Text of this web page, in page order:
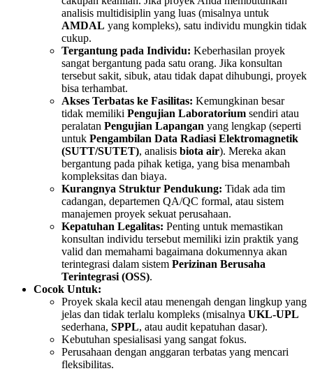
analisis multidisiplin yang luas (misalnya untuk
AMDAL yang kompleks), satu individu mungkin tidak
cukup.
Tergantung pada Individu: Keberhasilan proyek
sangat bergantung pada satu orang. Jika konsultan
tersebut sakit, sibuk, atau tidak dapat dihubungi, proyek
bisa terhambat.
Akses Terbatas ke Fasilitas: Kemungkinan besar
tidak memiliki Pengujian Laboratorium sendiri atau
peralatan Pengujian Lapangan yang lengkap (seperti
untuk Pengambilan Data Radiasi Elektromagnetik
(SUTT/SUTET), analisis biota air). Mereka akan
bergantung pada pihak ketiga, yang bisa menambah
kompleksitas dan biaya.
Kurangnya Struktur Pendukung: Tidak ada tim
cadangan, departemen QA/QC formal, atau sistem
manajemen proyek sekuat perusahaan.
Kepatuhan Legalitas: Penting untuk memastikan
konsultan individu tersebut memiliki izin praktik yang
valid dan memahami bagaimana dokumennya akan
terintegrasi dalam sistem Perizinan Berusaha
Terintegrasi (OSS).
Cocok Untuk:
Proyek skala kecil atau menengah dengan lingkup yang
jelas dan tidak terlalu kompleks (misalnya UKL-UPL
sederhana, SPPL, atau audit kepatuhan dasar).
Kebutuhan spesialisasi yang sangat fokus.
Perusahaan dengan anggaran terbatas yang mencari
fleksibilitas.